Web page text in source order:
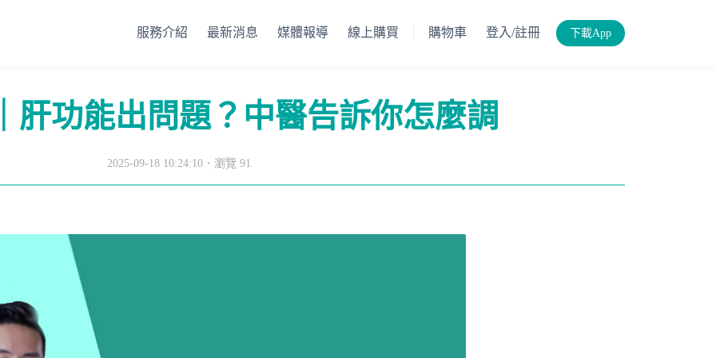
服務介紹 最新消息 媒體報導 線上購買 購物車 登入/註冊 下載App
肝功能出問題？中醫告訴你怎麼調
2025-09-18 10:24:10． 瀏覽 91